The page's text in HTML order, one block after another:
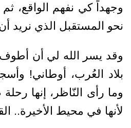
وجهداً كي نفهم الواقع،
نحو المستقبل الذي نريد
وقد يسر الله لي أن
بلاد العُرب، أوطاني!
وما رأى النّاظر، إنها
لأنها في محيط الأخيرة..